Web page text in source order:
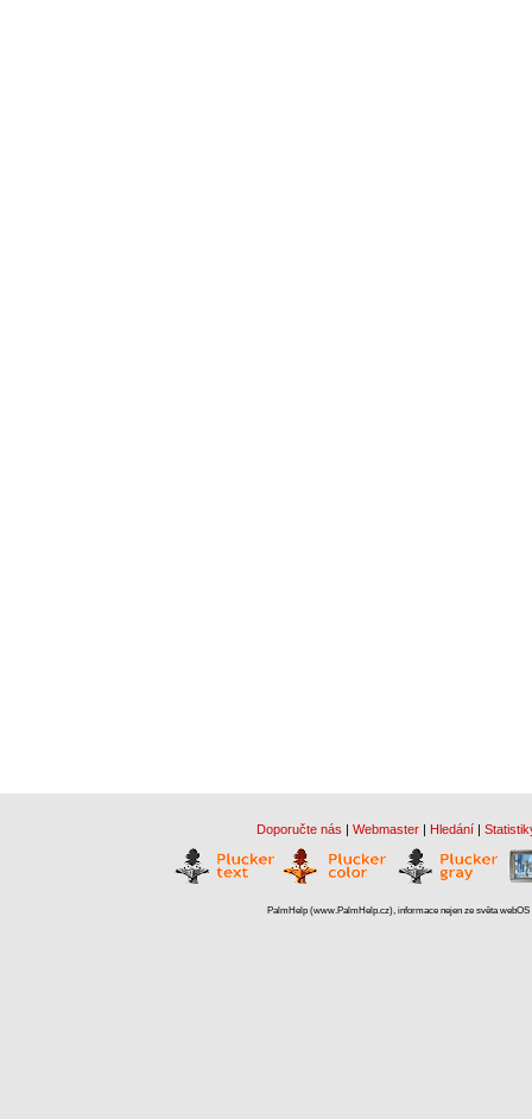
Doporučte nás | Webmaster | Hledání |
PalmHelp (www.PalmHelp.cz), informace nejen ze světa